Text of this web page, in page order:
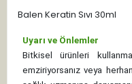
Balen Keratin Sıvı 30ml
Uyarı ve Önlemler
Bitkisel ürünleri
emziriyorsanız veya